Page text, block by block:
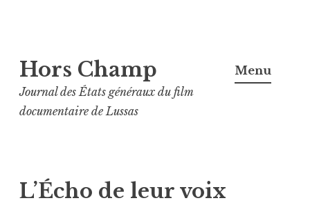
au
contenu
principal
Hors Champ
Journal des États généraux du film
documentaire de Lussas
Menu
L’Écho de leur voix